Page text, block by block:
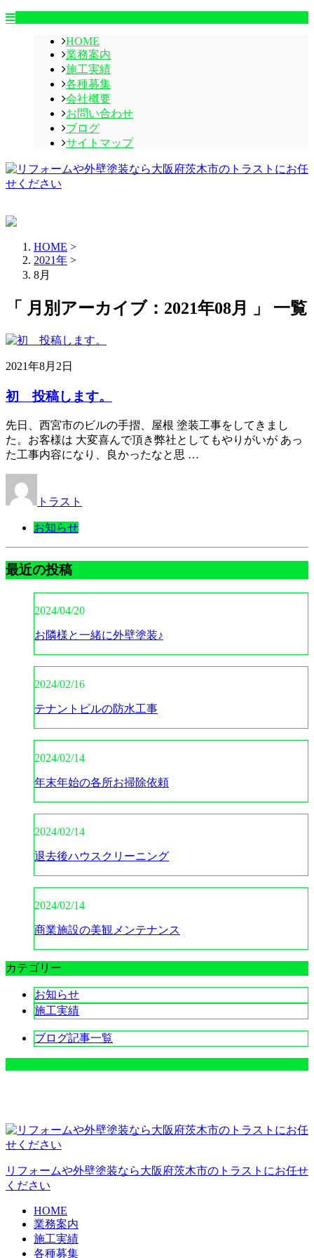
HOME
業務案内
施工実績
各種募集
会社概要
お問い合わせ
ブログ
サイトマップ
HOME >
2021年 >
8月
「 月別アーカイブ：2021年08月 」 一覧
2021年8月2日
初 投稿します。
先日、西宮市のビルの手摺、屋根 塗装工事をしてきまし
た。お客様は 大変喜んで頂き弊社としてもやりがいが あっ
た工事内容になり、良かったなと思 …
トラスト
お知らせ
最近の投稿
2024/04/20
お隣様と一緒に外壁塗装♪
2024/02/16
テナントビルの防水工事
2024/02/14
年末年始の各所お掃除依頼
2024/02/14
退去後ハウスクリーニング
2024/02/14
商業施設の美観メンテナンス
カテゴリー
お知らせ
施工実績
ブログ記事一覧
リフォームや外壁塗装なら大阪府茨木市のトラストにお任せ
ください
HOME
業務案内
施工実績
各種募集